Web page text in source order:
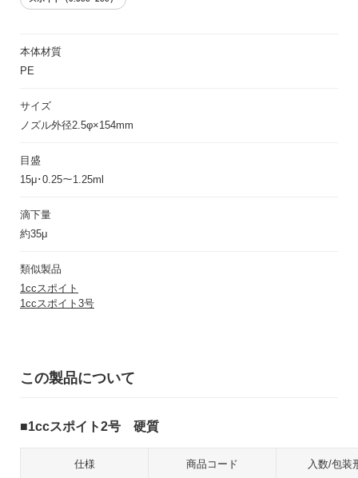
© ASIAKIZAI Inc. All Rights Reserved.
本体材質
PE
サイズ
ノズル外径2.5φ×154mm
目盛
15μ･0.25～1.25ml
滴下量
約35μ
類似製品
1ccスポイト
1ccスポイト3号
この製品について
1ccスポイト2号 硬質
仕様 商品コード 入数/包装